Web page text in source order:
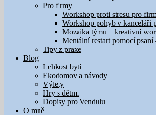
Pro firmy
Workshop proti stresu pro
Workshop pohyb v kanceláři
Mozaika týmu – kreativní
Mentální restart pomocí
Tipy z praxe
Blog
Lehkost bytí
Ekodomov a návody
Výlety
Hry s dětmi
Dopisy pro Vendulu
O mně